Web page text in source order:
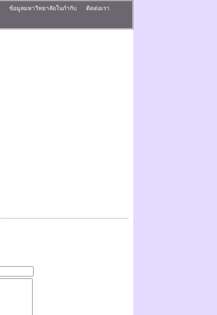
ข้อมูลมหาวิทยาลัยในกำกับ
ติดต่อเรา